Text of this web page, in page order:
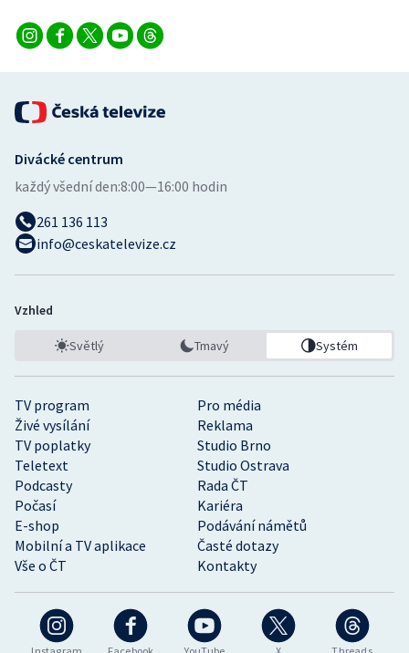
Volejbal
Ostatní
TV program
Pro média
Živé vysílání
Reklama
TV poplatky
Studio Brno
Teletext
Studio Ostrava
Podcasty
Rada ČT
Počasí
Kariéra
E-shop
Podávání námětů
Mobilní a TV aplikace
Časté dotazy
Vše o ČT
Kontakty
Divácké centrum
každý všední den:8:00—16:00 hodin
261 136 113
info@ceskatelevize.cz
Vzhled
Světlý Tmavý Systém